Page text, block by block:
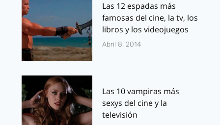
Las 12 espadas más
famosas del cine, la tv, los
libros y los videojuegos
Abril 8, 2014
Las 10 vampiras más
sexys del cine y la
televisión